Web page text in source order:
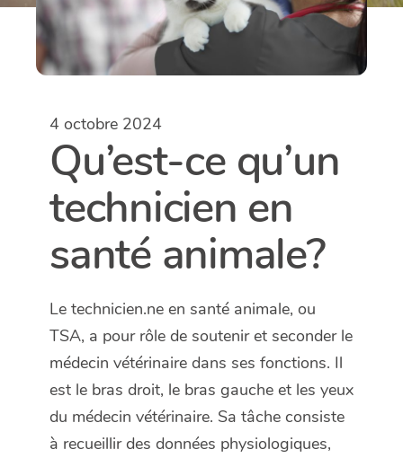
4 octobre 2024
Qu’est-ce qu’un
technicien en
santé animale?
Le technicien.ne en santé animale, ou
TSA, a pour rôle de soutenir et seconder le
médecin vétérinaire dans ses fonctions. Il
est le bras droit, le bras gauche et les yeux
du médecin vétérinaire. Sa tâche consiste
à recueillir des données physiologiques,